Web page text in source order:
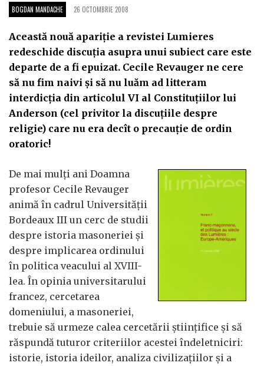
BOGDAN MANDACHE 26 OCTOMBRIE 2008
Această nouă apariţie a revistei Lumieres
redeschide discuţia asupra unui subiect care este
departe de a fi epuizat. Cecile Revauger ne cere
să nu fim naivi şi să nu luăm ad litteram
interdicţia din articolul VI al Constituţiilor lui
Anderson (cel privitor la discuţiile despre
religie) care nu era decît o precauţie de ordin
oratoric!
De mai mulţi ani Doamna
profesor Cecile Revauger
animă în cadrul Universităţii
Bordeaux III un cerc de studii
despre istoria masoneriei şi
despre implicarea ordinului
în politica veacului al XVIII-
lea. În opinia universitarului
francez, cercetarea
domeniului, a masoneriei,
trebuie să urmeze calea cercetării ştiinţifice şi să
răspundă tuturor criteriilor acestei îndeletniciri:
istorie, istoria ideilor, analiza civilizaţiilor şi a